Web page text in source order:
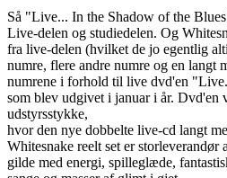
Så "Live... In the Shadow of the
Live-delen og studiedelen. Og
fra live-delen (hvilket de jo egentlig
numre, flere andre numre og en langt
numrene i forhold til live dvd'en
som blev udgivet i januar i år. Dvd'en
udstyrsstykke,
hvor den nye dobbelte live-cd langt
Whitesnake reelt set er
gilde med energi, spilleglæde,